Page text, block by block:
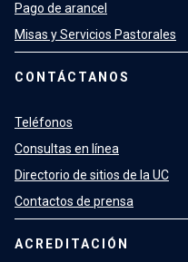
Pago de arancel
Misas y Servicios Pastorales
CONTÁCTANOS
Teléfonos
Consultas en línea
Directorio de sitios de la UC
Contactos de prensa
ACREDITACIÓN